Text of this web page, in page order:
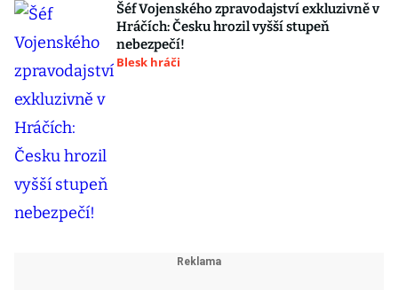
Šéf Vojenského zpravodajství exkluzivně v
Hráčích: Česku hrozil vyšší stupeň
nebezpečí!
Blesk hráči